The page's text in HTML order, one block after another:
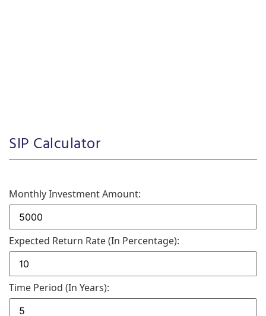
SIP Calculator
Monthly Investment Amount:
Expected Return Rate (in Percentage):
Time Period (in Years):